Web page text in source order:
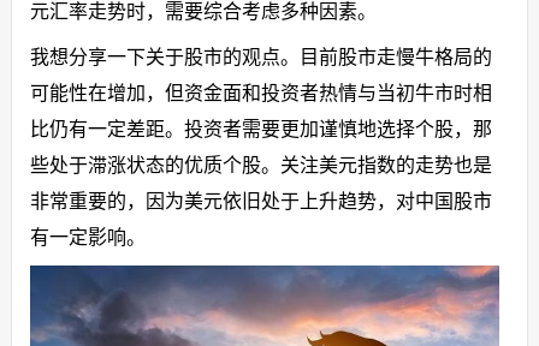
元汇率走势时，需要综合考虑多种因素。
我想分享一下关于股市的观点。目前股市走慢牛格局的
可能性在增加，但资金面和投资者热情与当初牛市时相
比仍有一定差距。投资者需要更加谨慎地选择个股，那
些处于滞涨状态的优质个股。关注美元指数的走势也是
非常重要的，因为美元依旧处于上升趋势，对中国股市
有一定影响。